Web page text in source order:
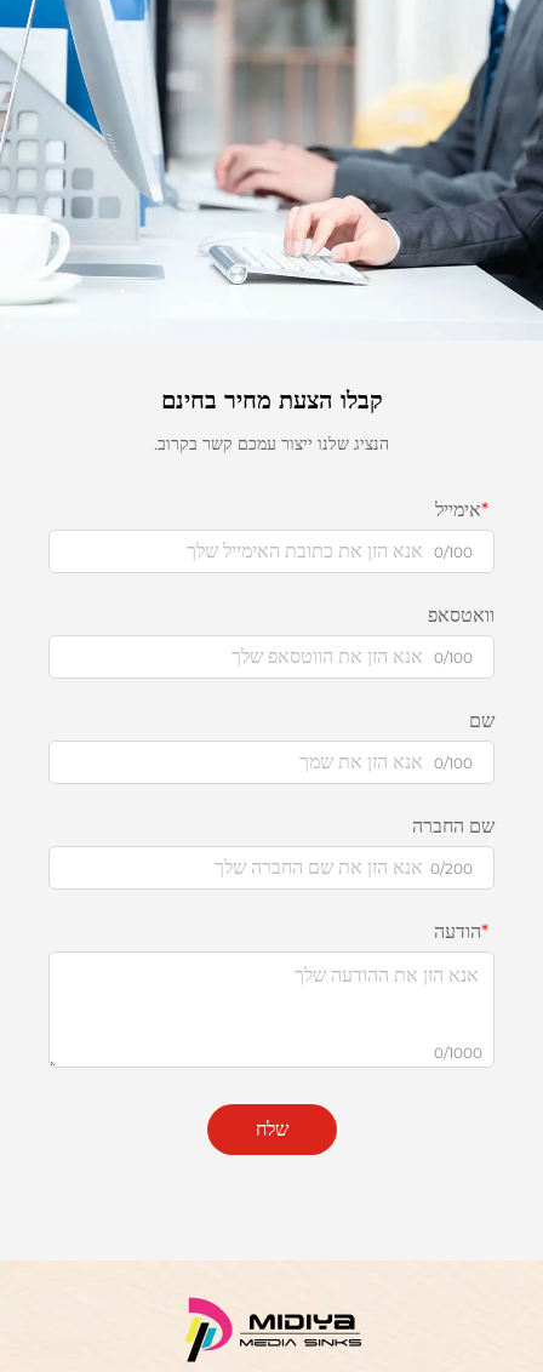
קבלו הצעת מחיר בחינם
הנציג שלנו ייצור עמכם קשר בקרוב.
אימייל
0/100
וואטסאפ
0/100
שם
0/100
שם החברה
0/200
הודעה
0/1000
שלח